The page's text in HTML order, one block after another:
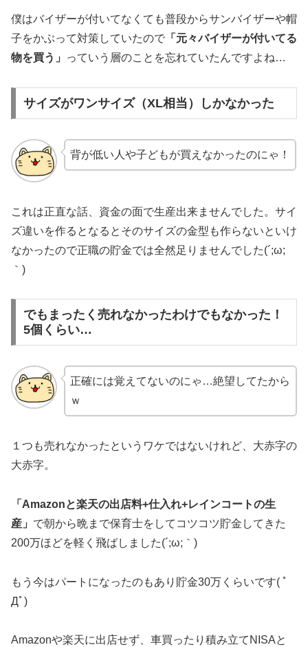
僕はバイザーが付いてなくても普段からサンバイザーや帽
子をかぶって対策していたので 「元々バイザーが付いてる
物を買う」
っていう層のことを忘れていたんですよね…
サイズがワンサイズ（XL相当）しかなかった
背が低い人や子どもが買えなかったのにゃ！
これは正直な話、資金の面で生産出来ませんでした。サイ
ズ違いを作るとなるとそのサイズの金型も作らないといけ
なかったので正職の貯金では全然足りませんでした(´;ω;
｀)
でもまったく売れなかったわけでもなかった！
5個くらい…
正確には覚えてないのにゃ…絶望してたから
ｗ
１つも売れなかったというワケではないけれど、大赤字の
大赤字。
「Amazonと楽天の出店料+仕入れ+レインコートの生
産」 で朝から晩まで保育士をしてコツコツ貯金してきた
200万ほどを軽く飛ばしました(´;ω;｀)
もう今はパートになったのもあり貯金30万くらいです( ﾟ
Дﾟ)
Amazonや楽天に出店せず、車買ったり積み立てNISAと